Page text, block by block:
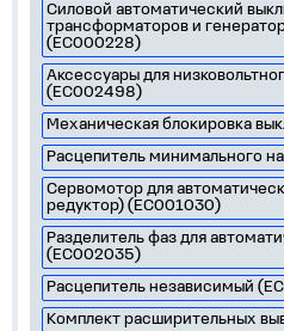
Силовой автоматический
трансформаторов и
(EC000228)
Аксессуары для
(EC002498)
Механическая блокировка
Расцепитель минимального
Сервомотор для
редуктор) (EC001030)
Разделитель фаз для
(EC002035)
Расцепитель независимый
Комплект расширительных